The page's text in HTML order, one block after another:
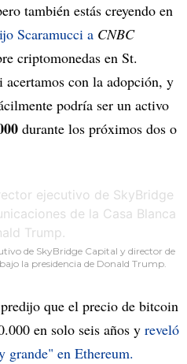
también estás creyendo en
Scaramucci a CNBC
criptomonedas en St.
con la adopción, y
podría ser un activo
durante los próximos dos o
de SkyBridge Capital y director de
la presidencia de Donald Trump.
que el precio de bitcoin
en solo seis años y reveló
grande" en Ethereum.